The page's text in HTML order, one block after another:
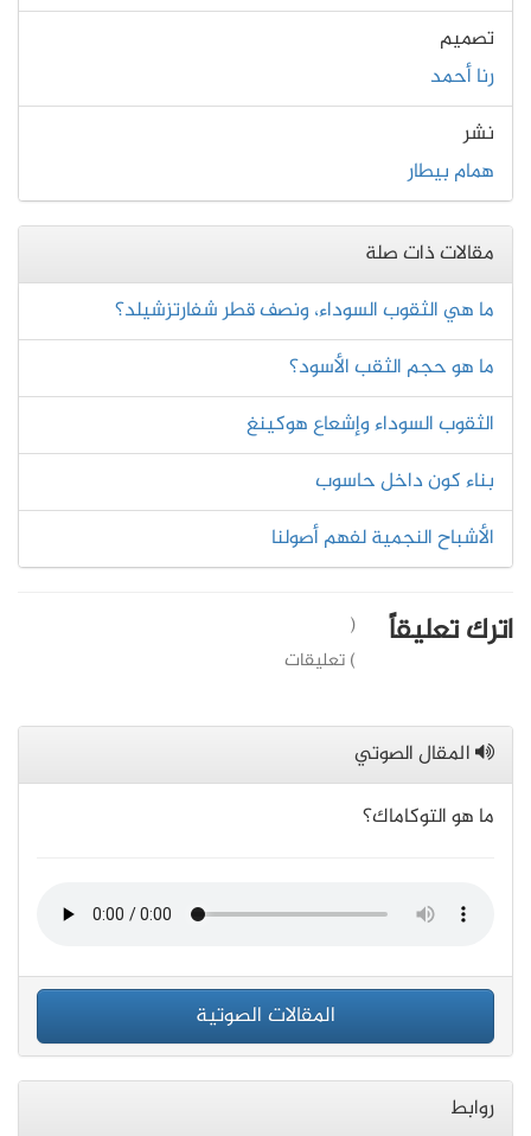
تصميم
رنا أحمد
نشر
همام بيطار
مقالات ذات صلة
ما هي الثقوب السوداء، ونصف قطر شفارتزشيلد؟
ما هو حجم الثقب الأسود؟
الثقوب السوداء وإشعاع هوكينغ
بناء كون داخل حاسوب
الأشباح النجمية لفهم أصولنا
اترك تعليقاً
(
) تعليقات
المقال الصوتي
ما هو التوكاماك؟
المقالات الصوتية
روابط